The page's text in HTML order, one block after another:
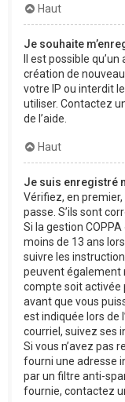
Haut
Je souhaite
Il est possible
création de
votre IP ou interdit
utiliser. Contactez
de l’aide.
Haut
Je suis enregistré
Vérifiez, en
passe. S’ils sont
Si la gestion
moins de 13 ans
suivre les
peuvent également
compte soit activée
avant que vous
est indiquée lors de
courriel, suivez ses
Si vous n’avez pas
fourni une adresse
par un filtre anti-
fournie, contactez